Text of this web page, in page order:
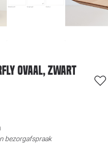
Ovaal, zwart
bezorgafspraak